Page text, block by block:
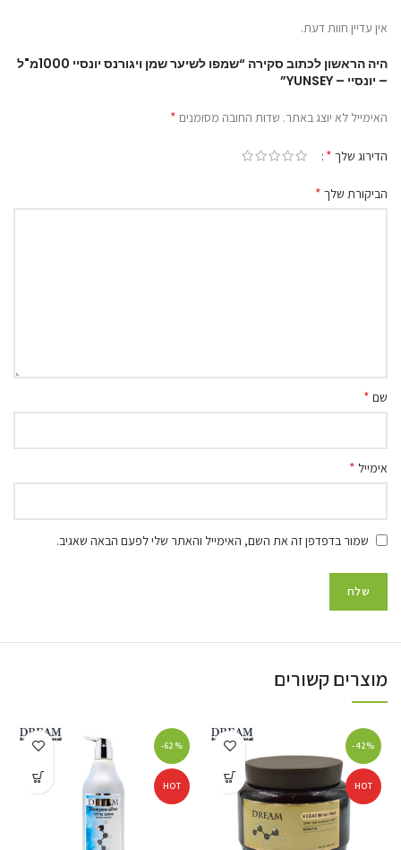
אין עדיין חוות דעת.
היה הראשון לכתוב סקירה “שמפו לשיער שמן ויגורנס יונסיי 1000מ"ל
– יונסיי – YUNSEY”
האימייל לא יוצג באתר. שדות החובה מסומנים *
הדירוג שלך *
הביקורת שלך *
שם *
אימייל *
שמור בדפדפן זה את השם, האימייל והאתר שלי לפעם הבאה שאגיב.
מוצרים קשורים
-42%
HOT
-62%
HOT